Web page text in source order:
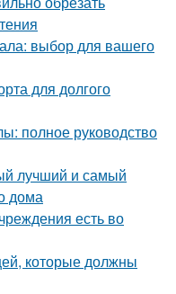
выбор для вашего
для долгого
полное руководство
лучший и самый
дома
есть во
которые должны